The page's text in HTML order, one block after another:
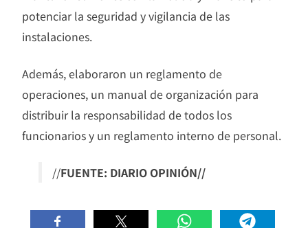
potenciar la seguridad y vigilancia de las
instalaciones.
Además, elaboraron un reglamento de
operaciones, un manual de organización para
distribuir la responsabilidad de todos los
funcionarios y un reglamento interno de personal.
//FUENTE: DIARIO OPINIÓN//